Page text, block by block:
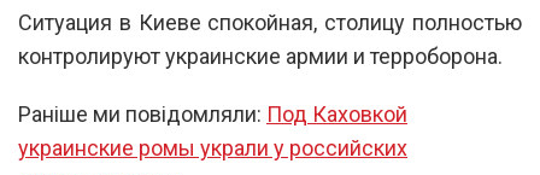
Ситуация в Киеве спокойная, столицу полностью
контролируют украинские армии и терроборона.
Раніше ми повідомляли: Под Каховкой
украинские ромы украли у российских